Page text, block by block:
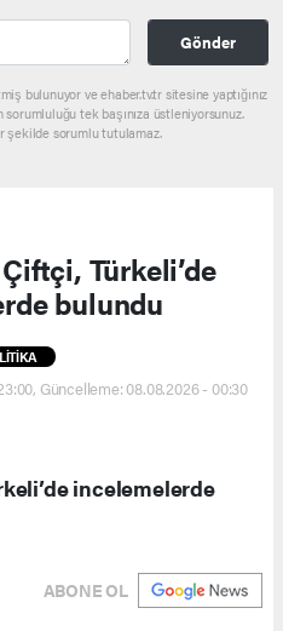
Gönder
bulunuyor ve ehaber.tv.tr sitesine yaptığınız
tek başınıza üstleniyorsunuz.
şekilde sorumlu tutulamaz.
Türkeli’de
bulundu
Güncelleme: 08.08.2026 - 00:30
incelemelerde
ABONE OL